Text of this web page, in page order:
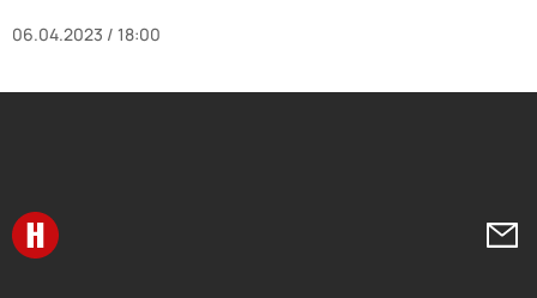
06.04.2023 / 18:00
Перейти на главную